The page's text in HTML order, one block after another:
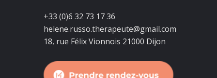
+33 (0)6 32 73 17 36
helene.russo.therapeute@gmail.com
18, rue Félix Vionnois 21000 Dijon